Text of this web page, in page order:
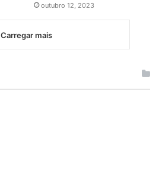
outubro 12, 2023
Carregar mais